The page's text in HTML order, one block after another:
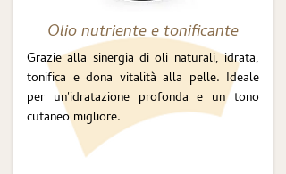
Olio nutriente e tonificante
Grazie alla sinergia di oli naturali, idrata,
tonifica e dona vitalità alla pelle. Ideale
per un'idratazione profonda e un tono
cutaneo migliore.